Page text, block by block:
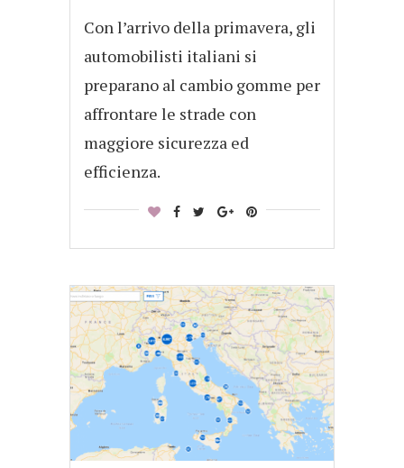
Con l’arrivo della primavera, gli
automobilisti italiani si
preparano al cambio gomme per
affrontare le strade con
maggiore sicurezza ed
efficienza.